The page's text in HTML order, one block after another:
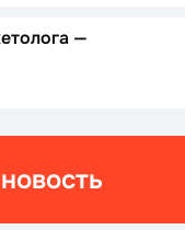
—